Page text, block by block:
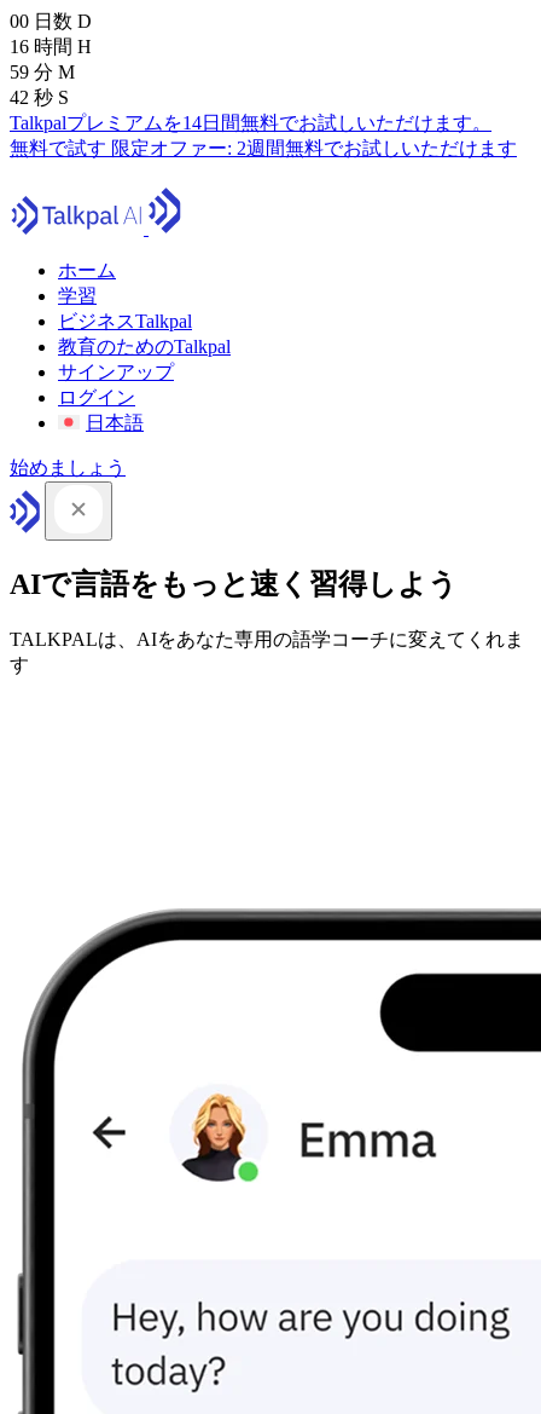
00 日数 D
16 時間 H
59 分 M
41 秒 S
Talkpalプレミアムを14日間無料でお試しいただけます。
無料で試す 限定オファー: 2週間無料でお試しいただけます
ホーム
学習
ビジネスTalkpal
教育のためのTalkpal
サインアップ
ログイン
日本語
始めましょう
AIで言語をもっと速く習得しよう
TALKPALは、AIをあなた専用の語学コーチに変えてくれま
す